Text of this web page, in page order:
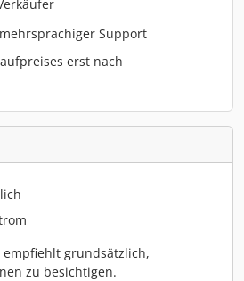
Support
erst nach
grundsätzlich,
zu besichtigen.